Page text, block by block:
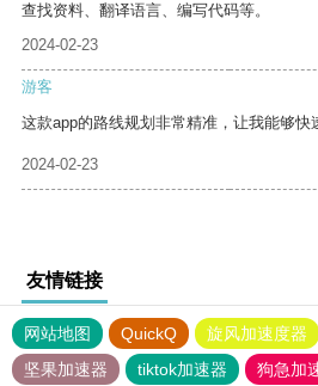
查找资料、翻译语言、编写代码等。
2024-02-23
游客
这款app的路线规划非常精准，让我能够快
2024-02-23
友情链接
网站地图 QuickQ 旋风加速度器
坚果加速器
tiktok加速器
狗急加